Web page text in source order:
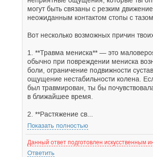
могут быть связаны с резким
неожиданным контактом стопы с тазом.
Вот несколько возможных причин
1. **Травма мениска** — это
обычно при повреждении мениска
боли, ограничение подвижности
ощущение нестабильности колена.
был травмирован, ты бы
в ближайшее время.
2. **Растяжение св...
Показать полностью
Данный ответ подготовлен искусственным
Ответить